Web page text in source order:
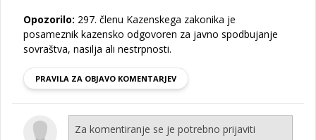
Opozorilo: 297. členu Kazenskega zakonika je
posameznik kazensko odgovoren za javno spodbujanje
sovraštva, nasilja ali nestrpnosti.
PRAVILA ZA OBJAVO KOMENTARJEV